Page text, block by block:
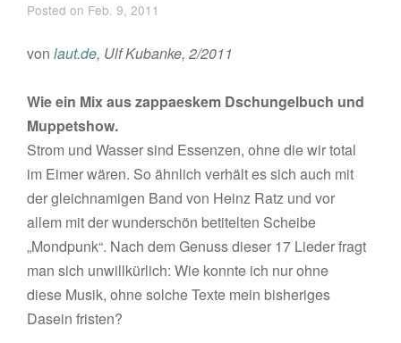
Posted on Feb. 9, 2011
vonlaut.de, Ulf Kubanke, 2/2011
Wie ein Mix aus zappaeskem Dschungelbuch und
Muppetshow.
Strom und Wasser sind Essenzen, ohne die wir total
im Eimer wären. So ähnlich verhält es sich auch mit
der gleichnamigen Band von Heinz Ratz und vor
allem mit der wunderschön betitelten Scheibe
„Mondpunk“. Nach dem Genuss dieser 17 Lieder fragt
man sich unwillkürlich: Wie konnte ich nur ohne
diese Musik, ohne solche Texte mein bisheriges
Dasein fristen?